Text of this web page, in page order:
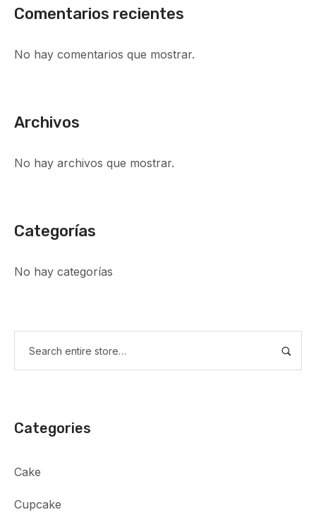
Comentarios recientes
No hay comentarios que mostrar.
Archivos
No hay archivos que mostrar.
Categorías
No hay categorías
Categories
Cake
Cupcake